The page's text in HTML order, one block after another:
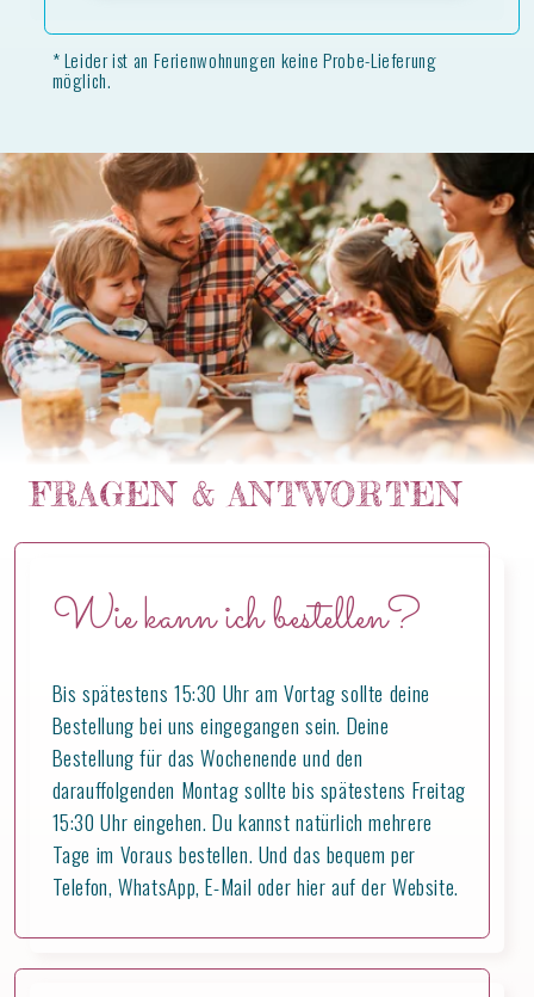
* Leider ist an Ferienwohnungen keine Probe-Lieferung
möglich.
FRAGEN & ANTWORTEN
Wie kann ich bestellen?
Bis spätestens 15:30 Uhr am Vortag sollte deine
Bestellung bei uns eingegangen sein. Deine
Bestellung für das Wochenende und den
darauffolgenden Montag sollte bis spätestens Freitag
15:30 Uhr eingehen. Du kannst natürlich mehrere
Tage im Voraus bestellen. Und das bequem per
Telefon, WhatsApp, E-Mail oder hier auf der Website.